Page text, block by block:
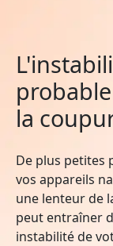
la
De plus petites
vos appareils
une lenteur de
peut entraîner
instabilité de